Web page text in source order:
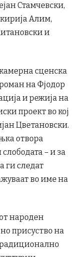
Стамчевски,
Алим,
и
сценска
на Фјодор
и режија на
проект во кој
Цветановски.
отвора
– и за
ги следат
во име на
народен
присуство на